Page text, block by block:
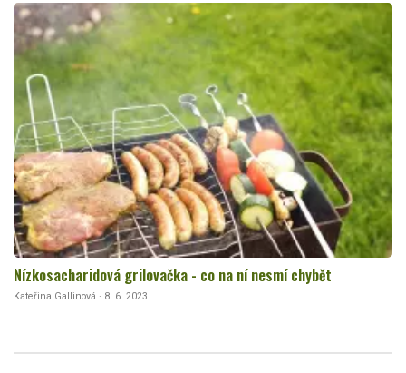
Nízkosacharidová grilovačka - co na ní nesmí chybět
Kateřina Gallinová · 8. 6. 2023